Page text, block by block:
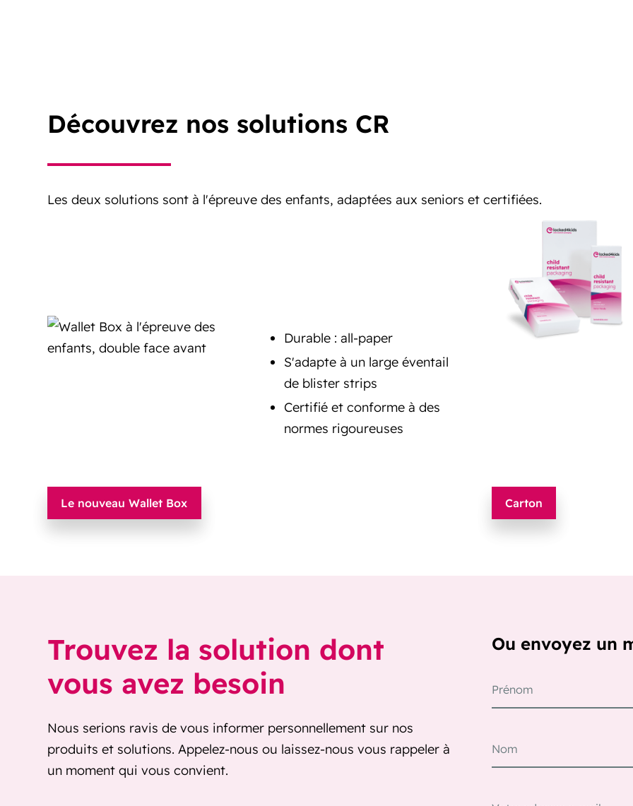
Découvrez nos solutions CR
Les deux solutions sont à l'épreuve des enfants, adaptées aux seniors et certifiées.
Durable : all-paper
S'adapte à un large éventail
de blister strips
Certifié et conforme à des
normes rigoureuses
Le nouveau Wallet Box Carton
Trouvez la solution dont
vous avez besoin
Nous serions ravis de vous informer personnellement sur nos
produits et solutions. Appelez-nous ou laissez-nous vous rappeler à
un moment qui vous convient.
Ou envoyez un